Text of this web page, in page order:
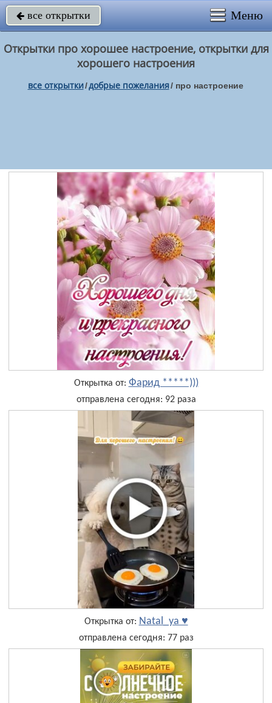
 все открытки Меню
Открытки про хорошее настроение, открытки для
хорошего настроения
все открытки/добрые пожелания/ про настроение
Открытка от: Фарид *****)))
отправлена сегодня: 92 раза
Открытка от: Natal_ya ♥
отправлена сегодня: 77 раз